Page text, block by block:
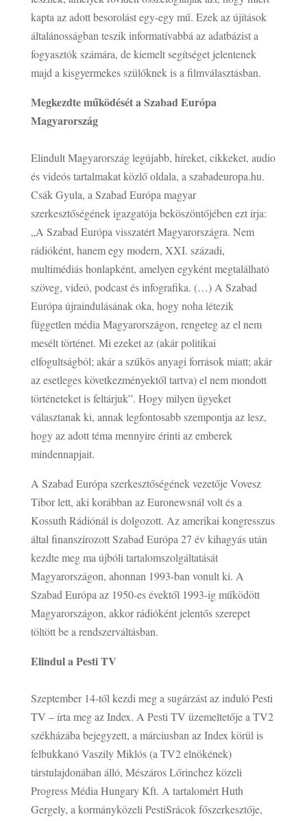
kapta az adott besorolást egy-egy mű. Ezek az újítások
általánosságban teszik informatívabbá az adatbázist a
fogyasztók számára, de kiemelt segítséget jelentenek
majd a kisgyermekes szülőknek is a filmválasztásban.
Megkezdte működését a Szabad Európa
Magyarország
Elindult Magyarország legújabb, híreket, cikkeket, audio
és videós tartalmakat közlő oldala, a szabadeuropa.hu.
Csák Gyula, a Szabad Európa magyar
szerkesztőségének igazgatója beköszöntőjében ezt írja:
„A Szabad Európa visszatért Magyarországra. Nem
rádióként, hanem egy modern, XXI. századi,
multimédiás honlapként, amelyen egyként megtalálható
szöveg, videó, podcast és infografika. (…) A Szabad
Európa újraindulásának oka, hogy noha létezik
független média Magyarországon, rengeteg az el nem
mesélt történet. Mi ezeket az (akár politikai
elfogultságból; akár a szűkös anyagi források miatt; akár
az esetleges következményektől tartva) el nem mondott
történeteket is feltárjuk”. Hogy milyen ügyeket
választanak ki, annak legfontosabb szempontja az lesz,
hogy az adott téma mennyire érinti az emberek
mindennapjait.
A Szabad Európa szerkesztőségének vezetője Vovesz
Tibor lett, aki korábban az Euronewsnál volt és a
Kossuth Rádiónál is dolgozott. Az amerikai kongresszus
által finanszírozott Szabad Európa 27 év kihagyás után
kezdte meg ma újbóli tartalomszolgáltatását
Magyarországon, ahonnan 1993-ban vonult ki. A
Szabad Európa az 1950-es évektől 1993-ig működött
Magyarországon, akkor rádióként jelentős szerepet
töltött be a rendszerváltásban.
Elindul a Pesti TV
Szeptember 14-től kezdi meg a sugárzást az induló Pesti
TV – írta meg az Index. A Pesti TV üzemeltetője a TV2
székházába bejegyzett, a márciusban az Index körül is
felbukkanó Vaszily Miklós (a TV2 elnökének)
társtulajdonában álló, Mészáros Lőrinchez közeli
Progress Média Hungary Kft. A tartalomért Huth
Gergely, a kormányközeli PestiSrácok főszerkesztője,